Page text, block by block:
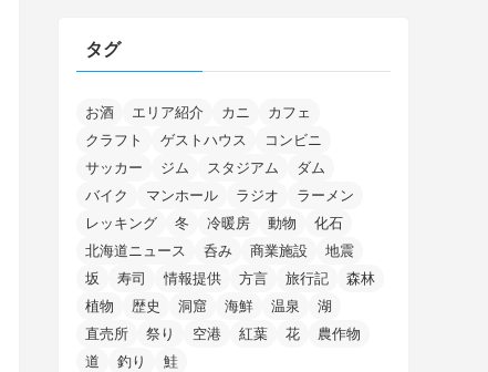
(11)
(7)
(21)
(4)
(7)
(2)
(5)
(2)
(72)
(4)
(4)
(6)
(5)
(5)
(35)
(11)
(2)
(43)
(5)
(8)
(1)
(3)
(9)
(15)
(2)
(1)
(11)
(12)
(4)
(7)
(5)
(5)
(24)
(3)
(1)
(31)
(7)
(12)
(4)
(27)
(6)
(9)
(5)
(8)
(5)
(10)
(2)
(1)
(96)
(6)
(4)
(1)
(4)
タグ
お酒 エリア紹介 カニ
カフェ
クラフト
ゲストハウス
コンビニ
サッカー
ジム スタジアム
ダム
バイク
マンホール ラジオ
ラーメン
レッキング
冬 冷暖房 動物
化石
北海道ニュース
呑み 商業施設
地震
坂
寿司 情報提供 方言 旅行記
森林
植物
歴史 洞窟 海鮮 温泉
湖
直売所
祭り 空港 紅葉 花
農作物
道
釣り 鮭